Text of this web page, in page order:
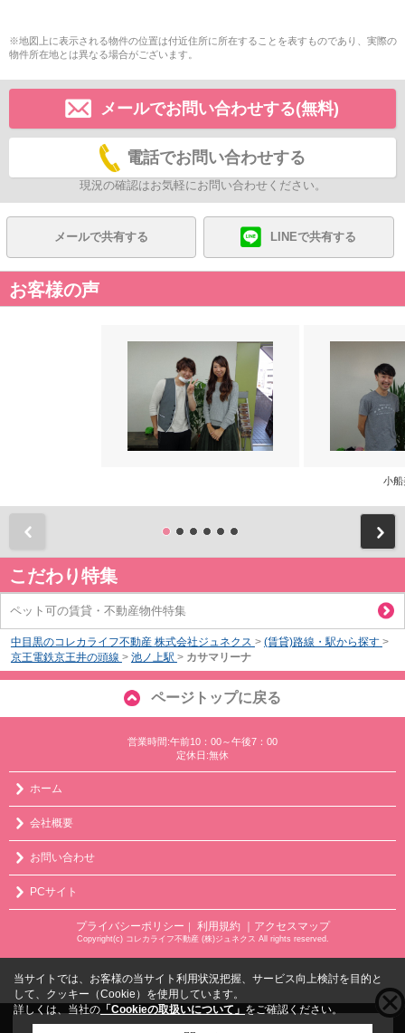
※地図上に表示される物件の位置は付近住所に所在することを表すものであり、実際の
物件所在地とは異なる場合がございます。
メールでお問い合わせする(無料)
電話でお問い合わせする
現況の確認はお気軽にお問い合わせください。
メールで共有する LINEで共有する
お客様の声
小船
こだわり特集
ペット可の賃貸・不動産物件特集
中目黒のコレカライフ不動産 株式会社ジュネクス > (賃貸)路線・駅から探す >
京王電鉄京王井の頭線 > 池ノ上駅 > カサマリーナ
ページトップに戻る
営業時間:午前10：00～午後7：00
定休日:無休
ホーム
会社概要
お問い合わせ
PCサイト
プライバシーポリシー 利用規約 ｜アクセスマップ
Copyright(c) コレカライフ不動産 (株)ジュネクス All rights reserved.
当サイトでは、お客様の当サイト利用状況把握、サービス向上検討を目的と
して、クッキー（Cookie）を使用しています。
詳しくは、当社の 「Cookieの取扱いについて」 をご確認ください。